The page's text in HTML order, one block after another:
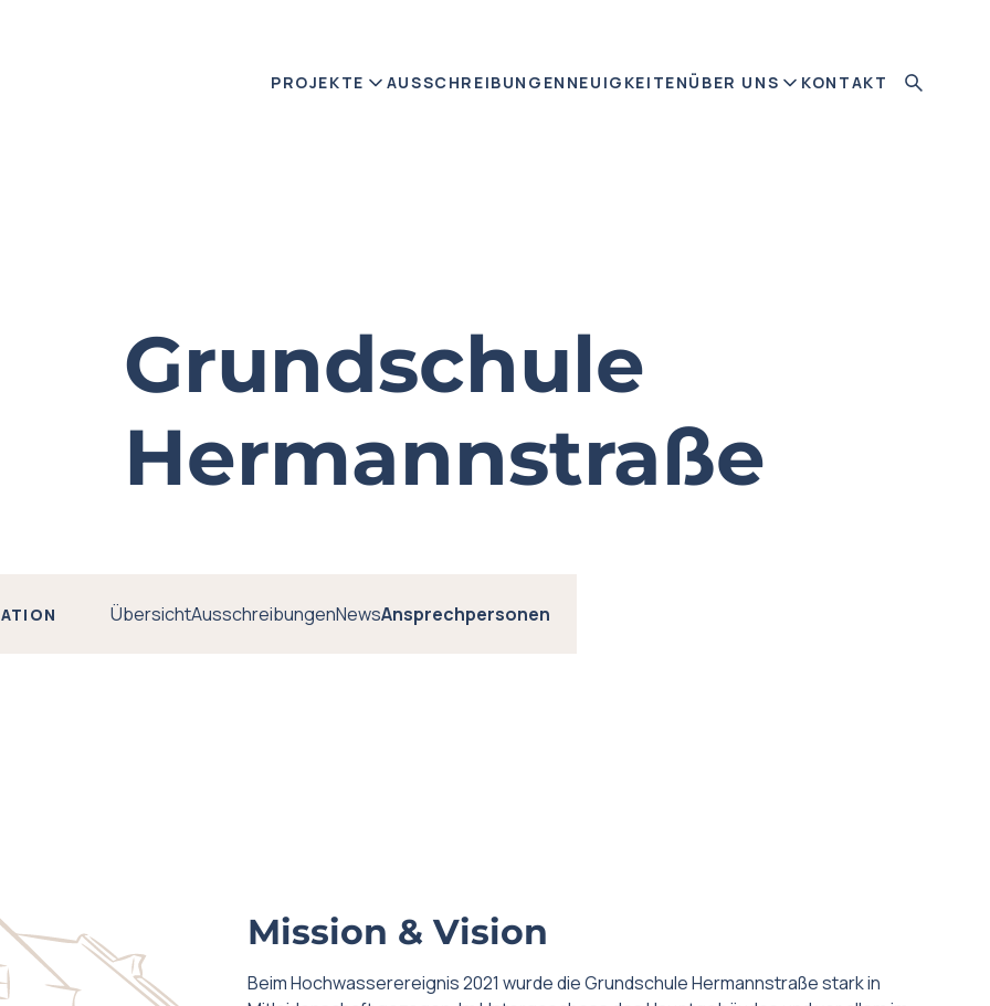
PROJEKTE AUSSCHREIBUNGEN NEUIGKEITENÜBER UNS KONTAKT
Grundschule
Hermannstraße
ÜbersichtAusschreibungenNewsAnsprechpersonen
Mission & Vision
Beim Hochwasserereignis 2021 wurde die Grundschule Hermannstraße stark in